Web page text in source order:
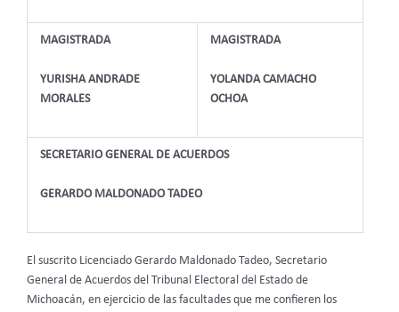
MAGISTRADA
YURISHA ANDRADE
MORALES
MAGISTRADA
YOLANDA CAMACHO
OCHOA
SECRETARIO GENERAL DE ACUERDOS
GERARDO MALDONADO TADEO
El suscrito Licenciado Gerardo Maldonado Tadeo, Secretario
General de Acuerdos del Tribunal Electoral del Estado de
Michoacán, en ejercicio de las facultades que me confieren los